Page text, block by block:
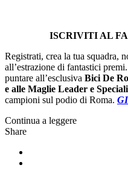
ISCRIVITI AL
Registrati, crea la tua squadra,
all’estrazione di fantastici
puntare all’esclusiva Bici De
e alle Maglie Leader e
campioni sul podio di Roma.
Continua a leggere
Share